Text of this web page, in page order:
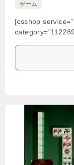
ゲーム
[csshop